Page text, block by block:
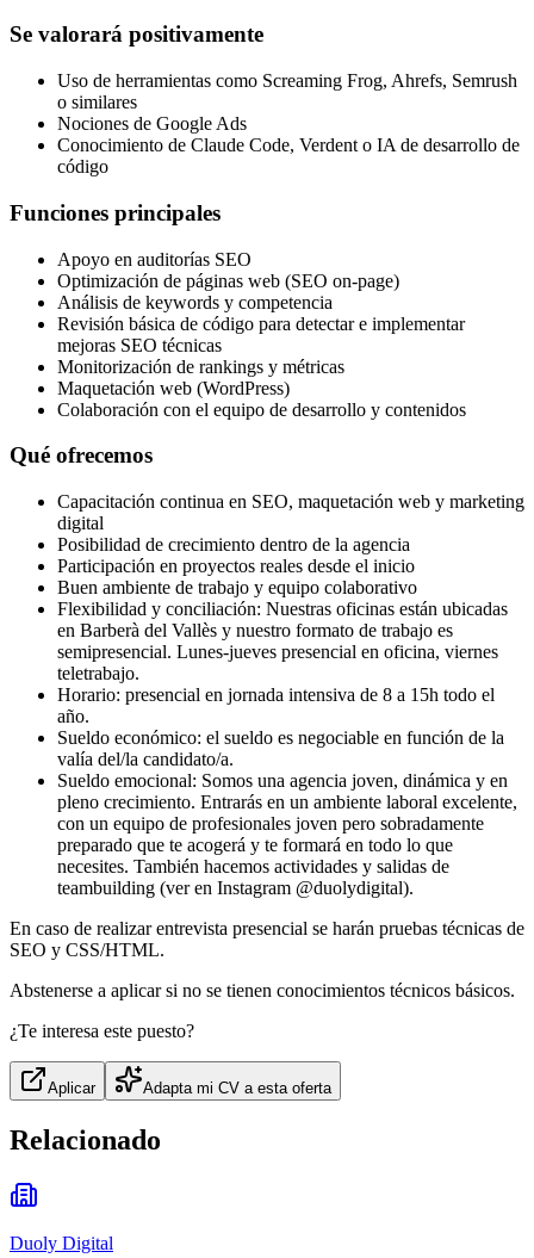
Se valorará positivamente
Uso de herramientas como Screaming Frog, Ahrefs, Semrush
o similares
Nociones de Google Ads
Conocimiento de Claude Code, Verdent o IA de desarrollo de
código
Funciones principales
Apoyo en auditorías SEO
Optimización de páginas web (SEO on-page)
Análisis de keywords y competencia
Revisión básica de código para detectar e implementar
mejoras SEO técnicas
Monitorización de rankings y métricas
Maquetación web (WordPress)
Colaboración con el equipo de desarrollo y contenidos
Qué ofrecemos
Capacitación continua en SEO, maquetación web y marketing
digital
Posibilidad de crecimiento dentro de la agencia
Participación en proyectos reales desde el inicio
Buen ambiente de trabajo y equipo colaborativo
Flexibilidad y conciliación: Nuestras oficinas están ubicadas
en Barberà del Vallès y nuestro formato de trabajo es
semipresencial. Lunes-jueves presencial en oficina, viernes
teletrabajo.
Horario: presencial en jornada intensiva de 8 a 15h todo el
año.
Sueldo económico: el sueldo es negociable en función de la
valía del/la candidato/a.
Sueldo emocional: Somos una agencia joven, dinámica y en
pleno crecimiento. Entrarás en un ambiente laboral excelente,
con un equipo de profesionales joven pero sobradamente
preparado que te acogerá y te formará en todo lo que
necesites. También hacemos actividades y salidas de
teambuilding (ver en Instagram @duolydigital).
En caso de realizar entrevista presencial se harán pruebas técnicas de
SEO y CSS/HTML.
Abstenerse a aplicar si no se tienen conocimientos técnicos básicos.
¿Te interesa este puesto?
Aplicar Adapta mi CV a esta oferta
Relacionado
Duoly Digital